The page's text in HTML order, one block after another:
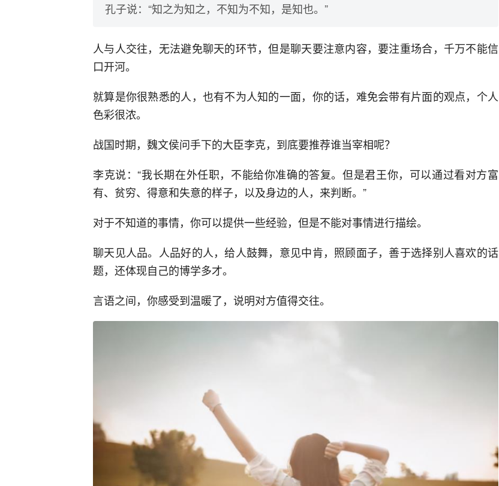
孔子说：“知之为知之，不知为不知，是知也。”
人与人交往，无法避免聊天的环节，但是聊天要注意内容，要注重场合，千万不能信
口开河。
就算是你很熟悉的人，也有不为人知的一面，你的话，难免会带有片面的观点，个人
色彩很浓。
战国时期，魏文侯问手下的大臣李克，到底要推荐谁当宰相呢？
李克说：“我长期在外任职，不能给你准确的答复。但是君王你，可以通过看对方富
有、贫穷、得意和失意的样子，以及身边的人，来判断。”
对于不知道的事情，你可以提供一些经验，但是不能对事情进行描绘。
聊天见人品。人品好的人，给人鼓舞，意见中肯，照顾面子，善于选择别人喜欢的话
题，还体现自己的博学多才。
言语之间，你感受到温暖了，说明对方值得交往。